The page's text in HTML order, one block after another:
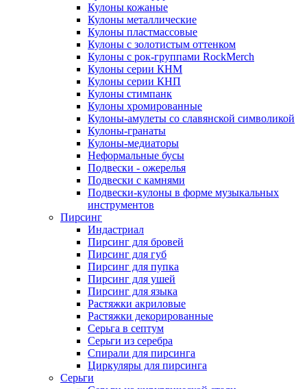
Кулоны кожаные
Кулоны металлические
Кулоны пластмассовые
Кулоны с золотистым оттенком
Кулоны с рок-группами RockMerch
Кулоны серии КНМ
Кулоны серии КНП
Кулоны стимпанк
Кулоны хромированные
Кулоны-амулеты со славянской символикой
Кулоны-гранаты
Кулоны-медиаторы
Неформальные бусы
Подвески - ожерелья
Подвески с камнями
Подвески-кулоны в форме музыкальных
инструментов
Пирсинг
Индастриал
Пирсинг для бровей
Пирсинг для губ
Пирсинг для пупка
Пирсинг для ушей
Пирсинг для языка
Растяжки акриловые
Растяжки декорированные
Серьга в септум
Серьги из серебра
Спирали для пирсинга
Циркуляры для пирсинга
Серьги